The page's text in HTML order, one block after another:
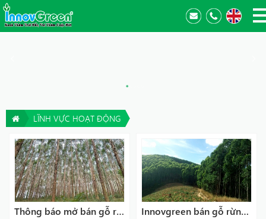
LĨNH VỰC HOẠT ĐỘNG
Thông báo mở bán gỗ rừng bạch đàn Innovgreen bán gỗ rừng trồng Lạng Sơn